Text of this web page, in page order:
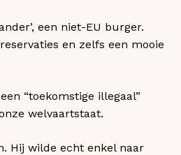
een niet-EU burger.
en zelfs een mooie
“toekomstige illegaal”
welvaartstaat.
Hij wilde echt enkel naar